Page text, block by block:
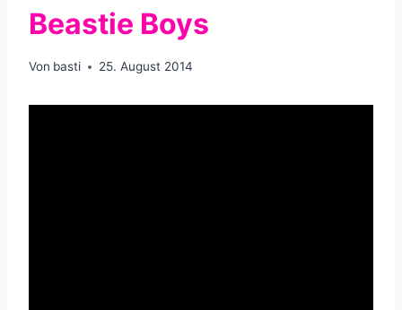
Beastie Boys
Von basti 25. August 2014